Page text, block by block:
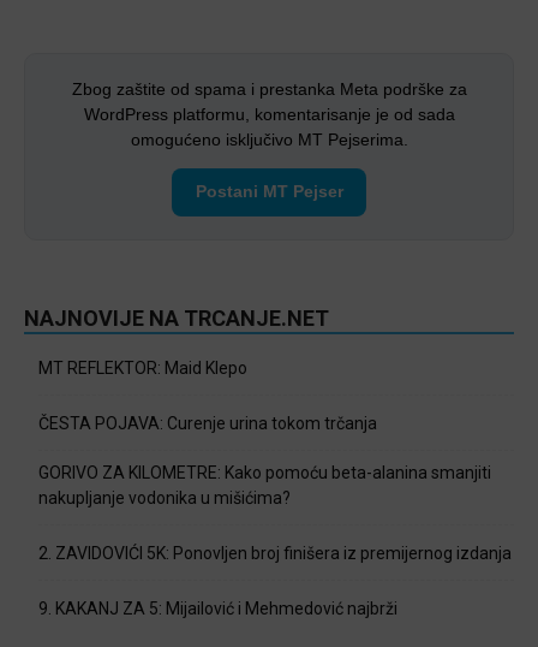
Zbog zaštite od spama i prestanka Meta podrške za
WordPress platformu, komentarisanje je od sada
omogućeno isključivo MT Pejserima.
Postani MT Pejser
NAJNOVIJE NA TRCANJE.NET
MT REFLEKTOR: Maid Klepo
ČESTA POJAVA: Curenje urina tokom trčanja
GORIVO ZA KILOMETRE: Kako pomoću beta-alanina smanjiti
nakupljanje vodonika u mišićima?
2. ZAVIDOVIĆI 5K: Ponovljen broj finišera iz premijernog izdanja
9. KAKANJ ZA 5: Mijailović i Mehmedović najbrži